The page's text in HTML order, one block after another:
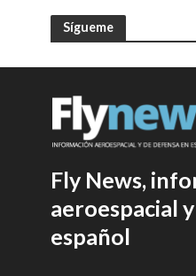
Sígueme
Fly News,
aeroespacial
español